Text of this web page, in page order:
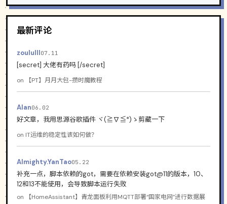
最新评论
zoululll07.11
[secret] 大佬有药吗 [/secret]
on 【PT】月月大包-攒时魔教程
Alan06.02
好文章，我用思源谷歌插件 ヾ(≧∇≦*)ゝ剪藏一下
on IT运维的稳定性该如何做？
Almighty.YanTao05.22
补充一点，脚本依赖的got，需要在依赖安装got@11的版本，10、
12和13不能使用，会导致脚本运行失败
on
【HomeAssistant】青龙面板利用MQTT部署“国家电网”进行数据展